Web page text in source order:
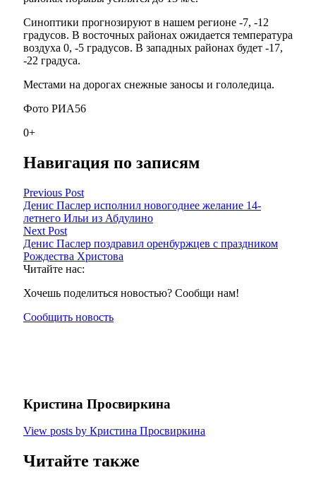
Синоптики прогнозируют в нашем регионе -7, -12
градусов. В восточных районах ожидается температура
воздуха 0, -5 градусов. В западных районах будет -17,
-22 градуса.
Местами на дорогах снежные заносы и гололедица.
Фото РИА56
0+
Навигация по записям
Previous Post
Денис Паслер исполнил новогоднее желание 14-
летнего Ильи из Абдулино
Next Post
Денис Паслер поздравил оренбуржцев с праздником
Рождества Христова
Читайте нас:
Хочешь поделиться новостью? Сообщи нам!
Сообщить новость
Кристина Просвиркина
View posts by Кристина Просвиркина
Читайте также